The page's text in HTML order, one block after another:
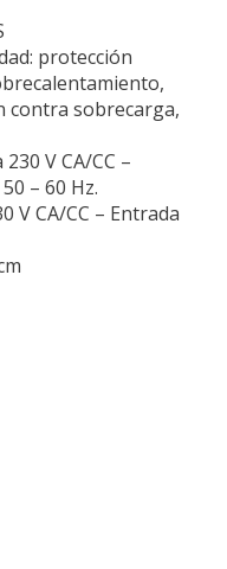
protección
contra sobrecarga,
V CA/CC –
– 60 Hz.
V CA/CC – Entrada